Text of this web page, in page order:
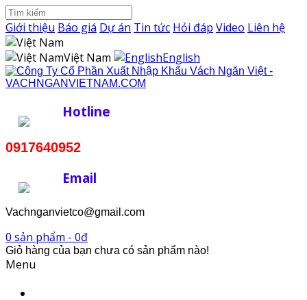
Giới thiệu Báo giá Dự án Tin tức Hỏi đáp Video Liên hệ
Việt Nam
English
Hotline
0917640952
Email
Vachnganvietco@gmail.com
0 sản phẩm - 0đ
Giỏ hàng của bạn chưa có sản phẩm nào!
Menu